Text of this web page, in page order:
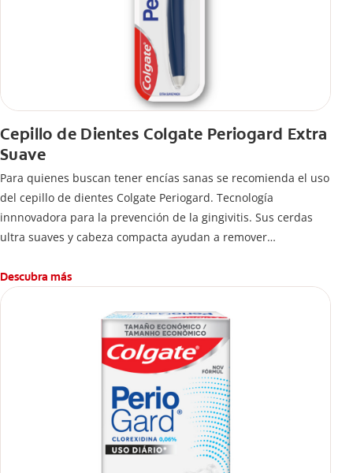
Cepillo de Dientes Colgate Periogard Extra
Suave
Para quienes buscan tener encías sanas se recomienda el uso
del cepillo de dientes Colgate Periogard. Tecnología
innnovadora para la prevención de la gingivitis. Sus cerdas
ultra suaves y cabeza compacta ayudan a remover
Descubra más